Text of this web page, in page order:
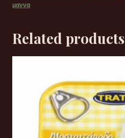
μαννα
Related products